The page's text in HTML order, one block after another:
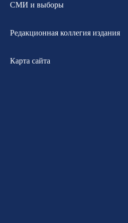
СМИ и выборы
Редакционная коллегия издания
Карта сайта